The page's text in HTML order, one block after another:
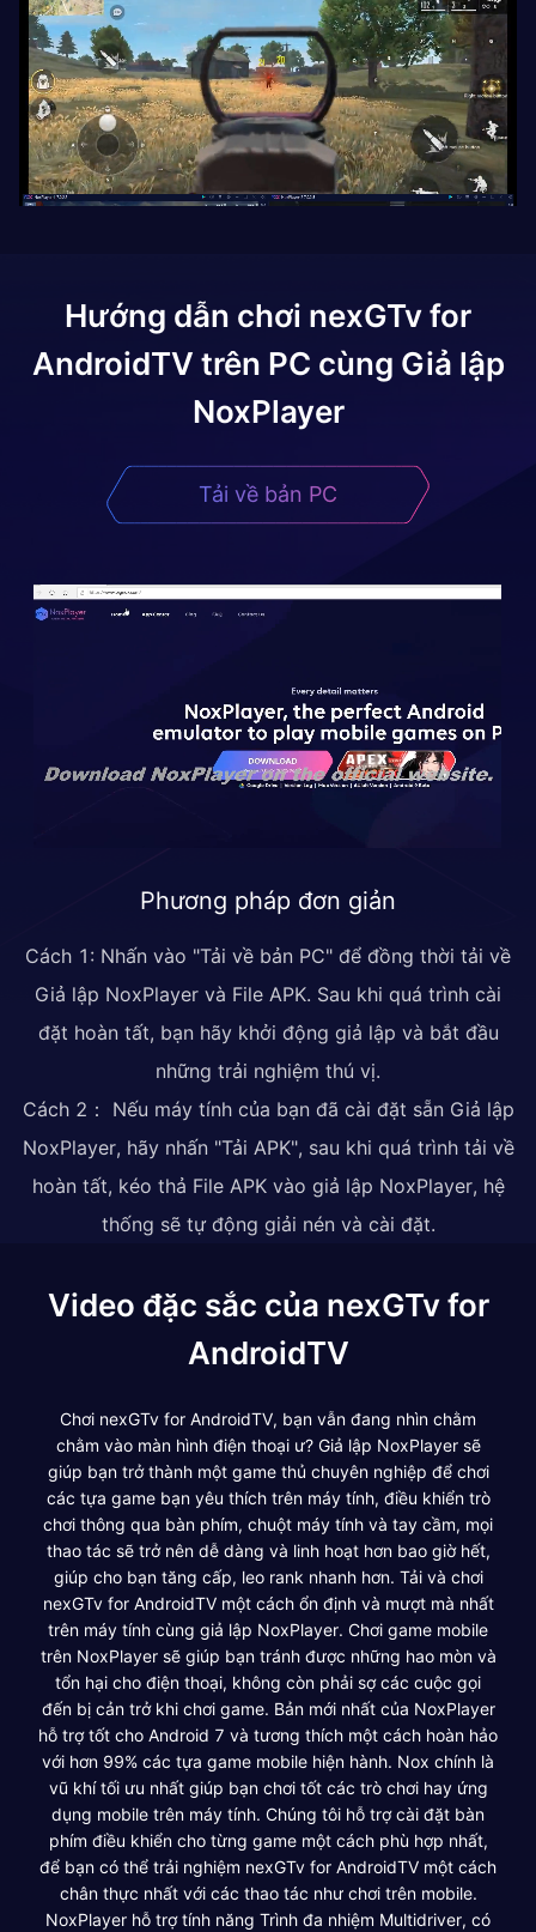
Hướng dẫn chơi nexGTv for
AndroidTV trên PC cùng Giả lập
NoxPlayer
Tải về bản PC
Phương pháp đơn giản
Cách 1: Nhấn vào "Tải về bản PC" để đồng thời tải về
Giả lập NoxPlayer và File APK. Sau khi quá trình cài
đặt hoàn tất, bạn hãy khởi động giả lập và bắt đầu
những trải nghiệm thú vị.
Cách 2： Nếu máy tính của bạn đã cài đặt sẵn Giả lập
NoxPlayer, hãy nhấn "Tải APK", sau khi quá trình tải về
hoàn tất, kéo thả File APK vào giả lập NoxPlayer, hệ
thống sẽ tự động giải nén và cài đặt.
Video đặc sắc của nexGTv for
AndroidTV
Chơi nexGTv for AndroidTV, bạn vẫn đang nhìn chằm
chằm vào màn hình điện thoại ư? Giả lập NoxPlayer sẽ
giúp bạn trở thành một game thủ chuyên nghiệp để chơi
các tựa game bạn yêu thích trên máy tính, điều khiển trò
chơi thông qua bàn phím, chuột máy tính và tay cầm, mọi
thao tác sẽ trở nên dễ dàng và linh hoạt hơn bao giờ hết,
giúp cho bạn tăng cấp, leo rank nhanh hơn. Tải và chơi
nexGTv for AndroidTV một cách ổn định và mượt mà nhất
trên máy tính cùng giả lập NoxPlayer. Chơi game mobile
trên NoxPlayer sẽ giúp bạn tránh được những hao mòn và
tổn hại cho điện thoại, không còn phải sợ các cuộc gọi
đến bị cản trở khi chơi game. Bản mới nhất của NoxPlayer
hỗ trợ tốt cho Android 7 và tương thích một cách hoàn hảo
với hơn 99% các tựa game mobile hiện hành. Nox chính là
vũ khí tối ưu nhất giúp bạn chơi tốt các trò chơi hay ứng
dụng mobile trên máy tính. Chúng tôi hỗ trợ cài đặt bàn
phím điều khiển cho từng game một cách phù hợp nhất,
để bạn có thể trải nghiệm nexGTv for AndroidTV một cách
chân thực nhất với các thao tác như chơi trên mobile.
NoxPlayer hỗ trợ tính năng Trình đa nhiệm Multidriver, có